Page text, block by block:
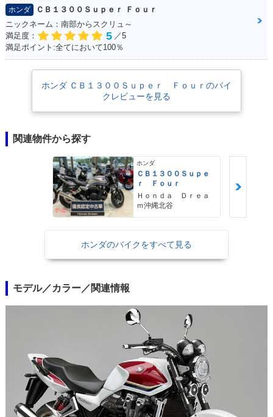
ホンダ
ＣＢ１３００Ｓｕｐｅｒ Ｆｏｕｒ
ニックネーム：南部からスクリュ～
満足度：
5 ／5
満足ポイント:全てにおいて100％
ホンダ ＣＢ１３００Ｓｕｐｅｒ Ｆｏｕｒのバイ
クレビューを見る
関連物件から探す
ホンダ
ＣＢ１３００Ｓｕｐｅ
ｒ Ｆｏｕｒ
Ｈｏｎｄａ Ｄｒｅａ
ｍ沖縄北谷
ホンダのバイクをすべて見る
モデル／カラー／関連情報